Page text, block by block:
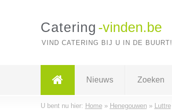
Catering -vinden.be
VIND CATERING BIJ U IN DE BUURT!
Nieuws Zoeken
U bent nu hier: Home» Henegouwen» Luttre